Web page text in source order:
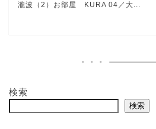
瀧波（2）お部屋 KURA 04／大...
検索
検索